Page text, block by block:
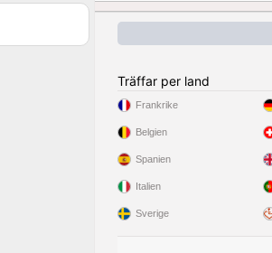
Träffar per land
Frankrike
Belgien
Spanien
Italien
Sverige